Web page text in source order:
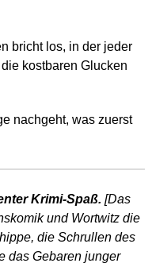
bricht los, in der jeder
kostbaren Glucken
nachgeht, was zuerst
Krimi-Spaß. [Das
und Wortwitz die
die Schrullen des
das Gebaren junger